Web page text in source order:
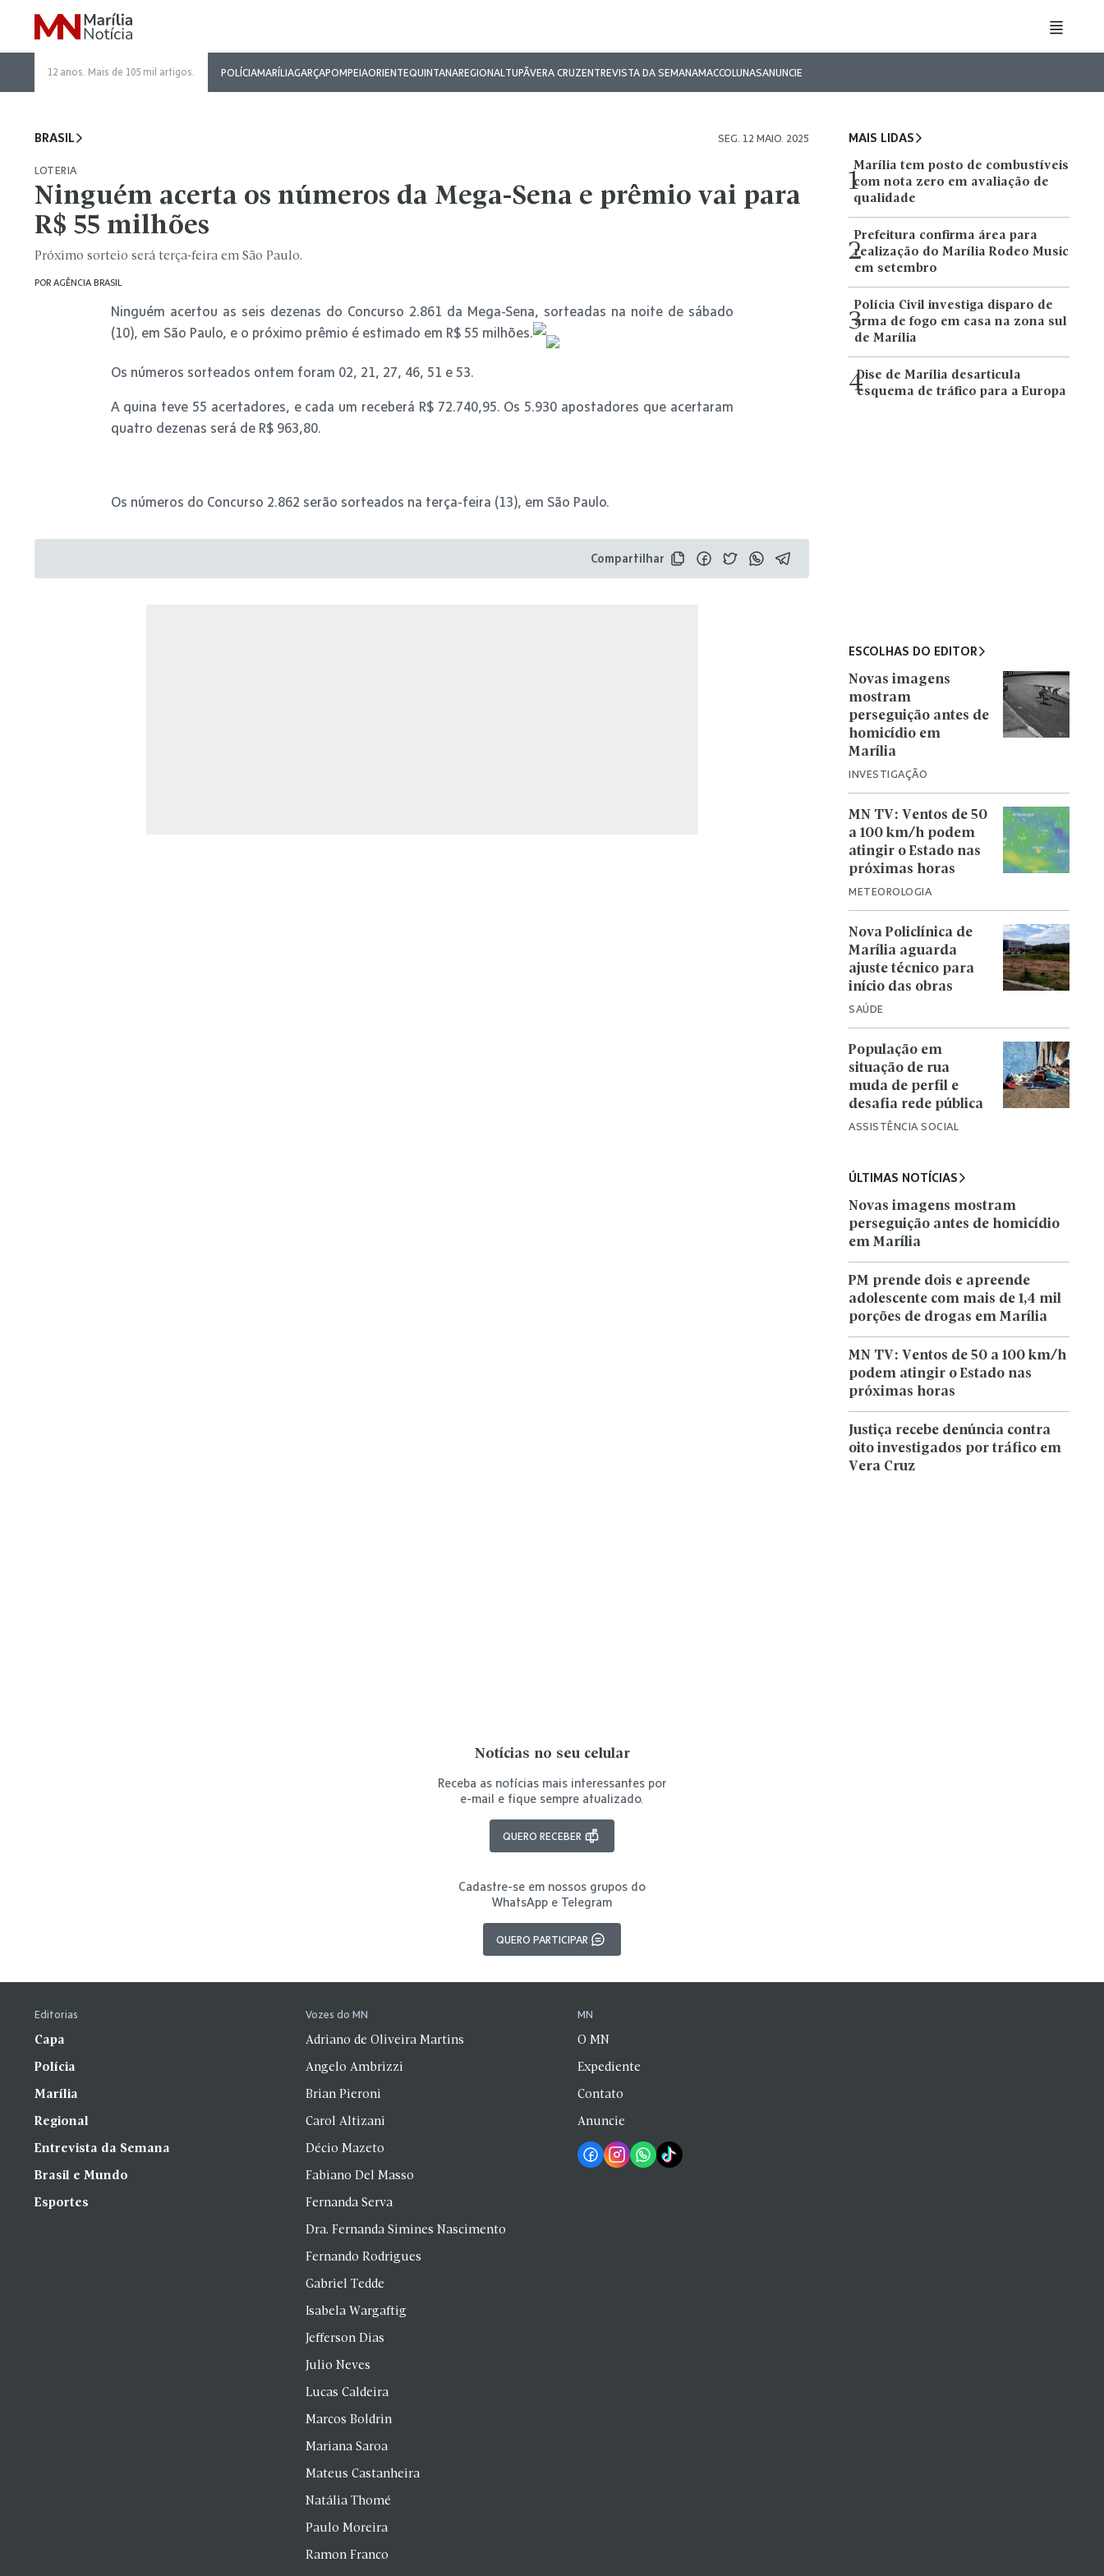
12 anos. Mais de 105 mil artigos. POLÍCIAMARÍLIAGARÇAPOMPEIAORIENTEQUINTANAREGIONALTUPÃVERA CRUZENTREVISTA DA SEMANAMACCOLUNASANUNCIE
BRASIL SEG. 12 MAIO. 2025
LOTERIA
Ninguém acerta os números da Mega-Sena e prêmio vai para
R$ 55 milhões
Próximo sorteio será terça-feira em São Paulo.
POR AGÊNCIA BRASIL
Ninguém acertou as seis dezenas do Concurso 2.861 da Mega-Sena, sorteadas na noite de sábado
(10), em São Paulo, e o próximo prêmio é estimado em R$ 55 milhões.
Os números sorteados ontem foram 02, 21, 27, 46, 51 e 53.
A quina teve 55 acertadores, e cada um receberá R$ 72.740,95. Os 5.930 apostadores que acertaram
quatro dezenas será de R$ 963,80.
Os números do Concurso 2.862 serão sorteados na terça-feira (13), em São Paulo.
Compartilhar
MAIS LIDAS
1
Marília tem posto de combustíveis
com nota zero em avaliação de
qualidade
2
Prefeitura confirma área para
realização do Marília Rodeo Music
em setembro
3
Polícia Civil investiga disparo de
arma de fogo em casa na zona sul
de Marília
4Dise de Marília desarticula
esquema de tráfico para a Europa
ESCOLHAS DO EDITOR
INVESTIGAÇÃO
Novas imagens
mostram
perseguição antes de
homicídio em
Marília
METEOROLOGIA
MN TV: Ventos de 50
a 100 km/h podem
atingir o Estado nas
próximas horas
SAÚDE
Nova Policlínica de
Marília aguarda
ajuste técnico para
início das obras
ASSISTÊNCIA SOCIAL
População em
situação de rua
muda de perfil e
desafia rede pública
ÚLTIMAS NOTÍCIAS
Novas imagens mostram
perseguição antes de homicídio
em Marília
PM prende dois e apreende
adolescente com mais de 1,4 mil
porções de drogas em Marília
MN TV: Ventos de 50 a 100 km/h
podem atingir o Estado nas
próximas horas
Justiça recebe denúncia contra
oito investigados por tráfico em
Vera Cruz
Notícias no seu celular
Receba as notícias mais interessantes por
e-mail e fique sempre atualizado.
QUERO RECEBER
Cadastre-se em nossos grupos do
WhatsApp e Telegram
QUERO PARTICIPAR
Editorias
Capa
Polícia
Marília
Regional
Entrevista da Semana
Brasil e Mundo
Esportes
Vozes do MN
Adriano de Oliveira Martins
Angelo Ambrizzi
Brian Pieroni
Carol Altizani
Décio Mazeto
Fabiano Del Masso
Fernanda Serva
Dra. Fernanda Simines Nascimento
Fernando Rodrigues
Gabriel Tedde
Isabela Wargaftig
Jefferson Dias
Julio Neves
Lucas Caldeira
Marcos Boldrin
Mariana Saroa
Mateus Castanheira
Natália Thomé
Paulo Moreira
Ramon Franco
MN
O MN
Expediente
Contato
Anuncie